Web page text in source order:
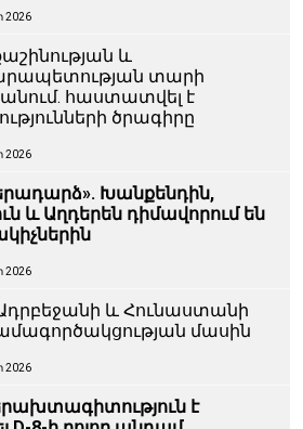
2026
և
տարի
հաստատվել է
ծրագիրը
2026
Խանքենդին,
և Աղդերեն դիմավորում են
2026
Ադրբեջանի և Հունաստանի
մասին
2026
է